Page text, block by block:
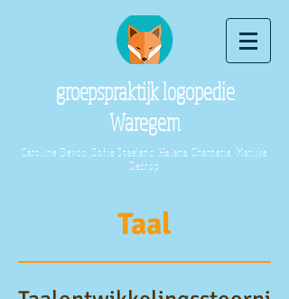
groepspraktijk logopedie
Waregem
Caroline Devos, Sofie Staelens, Helena Chanterie, Marijke
Decrop
Taal